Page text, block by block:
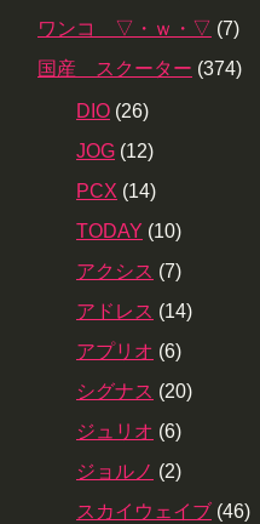
ワンコ ▽・ｗ・▽ (7)
国産 スクーター (374)
DIO (26)
JOG (12)
PCX (14)
TODAY (10)
アクシス (7)
アドレス (14)
アプリオ (6)
シグナス (20)
ジュリオ (6)
ジョルノ (2)
スカイウェイブ (46)